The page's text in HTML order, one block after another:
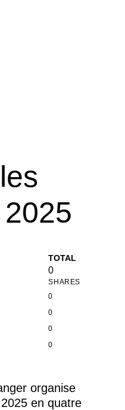
TOTAL
0
SHARES
0
0
0
0
organise
en quatre